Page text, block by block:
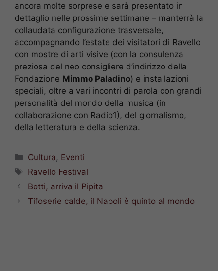
ancora molte sorprese e sarà presentato in
dettaglio nelle prossime settimane – manterrà la
collaudata configurazione trasversale,
accompagnando l’estate dei visitatori di Ravello
con mostre di arti visive (con la consulenza
preziosa del neo consigliere d’indirizzo della
Fondazione Mimmo Paladino) e installazioni
speciali, oltre a vari incontri di parola con grandi
personalità del mondo della musica (in
collaborazione con Radio1), del giornalismo,
della letteratura e della scienza.
Categorie
Cultura, Eventi
Tag
Ravello Festival
Botti, arriva il Pipita
Tifoserie calde, il Napoli è quinto al mondo